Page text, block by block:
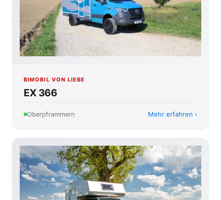
BIMOBIL VON LIEBE
EX 366
Oberpframmern Mehr erfahren